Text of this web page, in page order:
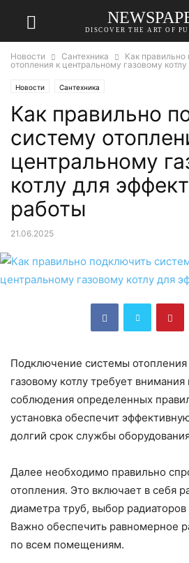
DISCOVER THE ART OF
Новости Сантехника
Как правильно
отопления к центральному газовому
Новости Сантехника
Как правильно
систему
центральному
котлу для
работы
21.06.2025
Подключение системы
газовому котлу требует
соблюдения определенных
установка обеспечит
долгий срок службы
Далее необходимо правильно
отопления. Это включает в себя
диаметра труб, выбор
Важно обеспечить равномерное
по всем помещениям.